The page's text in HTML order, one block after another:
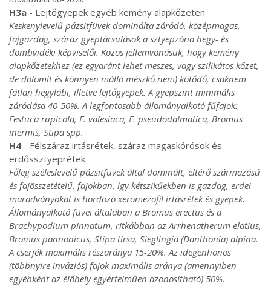
H3a - Lejtőgyepek egyéb kemény alapkőzeten
Keskenylevelű pázsitfüvek dominálta záródó, középmagas,
fajgazdag, száraz gyeptársulások a sztyepzóna hegy- és
dombvidéki képviselői. Közös jellemvonásuk, hogy kemény
alapkőzetekhez (ez egyaránt lehet meszes, vagy szilikátos kőzet,
de dolomit és könnyen málló mészkő nem) kötődő, csaknem
fátlan hegylábi, illetve lejtőgyepek. A gyepszint minimális
záródása 40-50%. A legfontosabb állományalkotó fűfajok:
Festuca rupicola, F. valesiaca, F. pseudodalmatica, Bromus
inermis, Stipa spp.
H4 - Félszáraz irtásrétek, száraz magaskórósok és
erdőssztyeprétek
Főleg széleslevelű pázsitfüvek által dominált, eltérő származású
és fajösszetételű, fajokban, így kétszikűekben is gazdag, erdei
maradványokat is hordozó xeromezofil irtásrétek és gyepek.
Állományalkotó füvei általában a Bromus erectus és a
Brachypodium pinnatum, ritkábban az Arrhenatherum elatius,
Bromus pannonicus, Stipa tirsa, Sieglingia (Danthonia) alpina.
A cserjék maximális részaránya 15-20%. Az idegenhonos
(többnyire inváziós) fajok maximális aránya (amennyiben
egyébként az élőhely egyértelműen azonosítható) 50%.